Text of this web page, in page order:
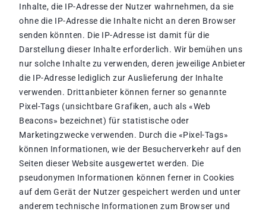
Inhalte, die IP-Adresse der Nutzer wahrnehmen, da sie
ohne die IP-Adresse die Inhalte nicht an deren Browser
senden könnten. Die IP-Adresse ist damit für die
Darstellung dieser Inhalte erforderlich. Wir bemühen uns
nur solche Inhalte zu verwenden, deren jeweilige Anbieter
die IP-Adresse lediglich zur Auslieferung der Inhalte
verwenden. Drittanbieter können ferner so genannte
Pixel-Tags (unsichtbare Grafiken, auch als «Web
Beacons» bezeichnet) für statistische oder
Marketingzwecke verwenden. Durch die «Pixel-Tags»
können Informationen, wie der Besucherverkehr auf den
Seiten dieser Website ausgewertet werden. Die
pseudonymen Informationen können ferner in Cookies
auf dem Gerät der Nutzer gespeichert werden und unter
anderem technische Informationen zum Browser und